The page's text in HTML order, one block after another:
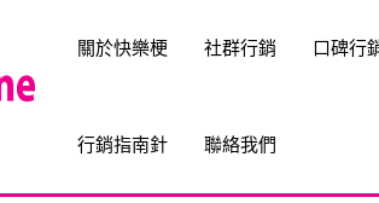
關於快樂梗 社群行銷 口碑行
行銷指南針 聯絡我們